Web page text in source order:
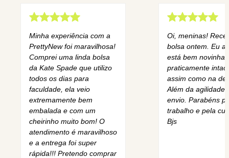
Minha experiência com a
PrettyNew foi maravilhosa!
Comprei uma linda bolsa
da Kate Spade que utilizo
todos os dias para
faculdade, ela veio
extremamente bem
embalada e com um
cheirinho muito bom! O
atendimento é maravilhoso
e a entrega foi super
rápida!!! Pretendo comprar
Oi, meninas!
bolsa ontem. Eu
está bem novinha,
praticamente
assim como na
Além da agilidade
envio. Parabéns
trabalho e pela
Bjs